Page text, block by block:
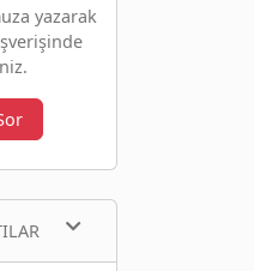
yazarak